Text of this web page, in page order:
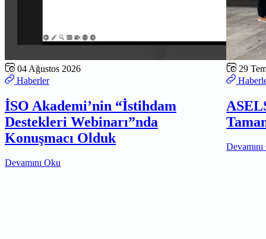
04 Ağustos 2026
Haberler
İSO Akademi’nin “İstihdam
Destekleri Webinarı”nda
Konuşmacı Olduk
Devamını Oku
29